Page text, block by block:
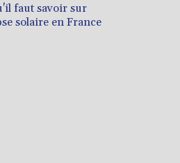
faut savoir sur
solaire en France